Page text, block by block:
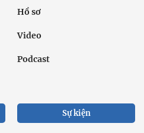
Hồ sơ
Video
Podcast
Sự kiện